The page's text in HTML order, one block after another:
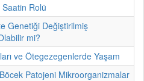
Rolü
Genetiği Değiştirilmiş
mi?
ve Ötegezegenlerde Yaşam
Patojeni Mikroorganizmalar